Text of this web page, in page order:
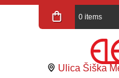
0 items
Ulica Šiška